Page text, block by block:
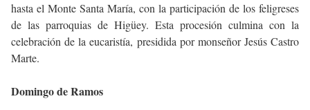
hasta el Monte Santa María, con la participación de los feligreses
de las parroquias de Higüey. Esta procesión culmina con la
celebración de la eucaristía, presidida por monseñor Jesús Castro
Marte.
Domingo de Ramos